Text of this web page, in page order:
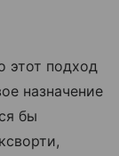
этот подход
назначение
бы